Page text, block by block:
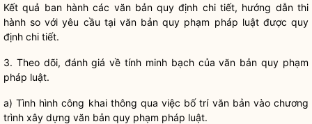
Kết quả ban hành các văn bản quy định chi tiết, hướng dẫn thi
hành so với yêu cầu tại văn bản quy phạm pháp luậtđược quy
định chi tiết.
3. Theo dõi, đánh giá về tính minh bạch của văn bản quy phạm
pháp luật.
a) Tình hình công khai thông qua việc bố trí văn bản vào chương
trình xây dựng văn bản quy phạm pháp luật.